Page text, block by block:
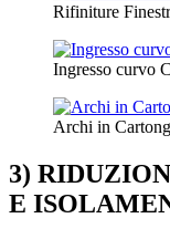
Rifiniture
Ingresso curvo
Archi in
3)
E